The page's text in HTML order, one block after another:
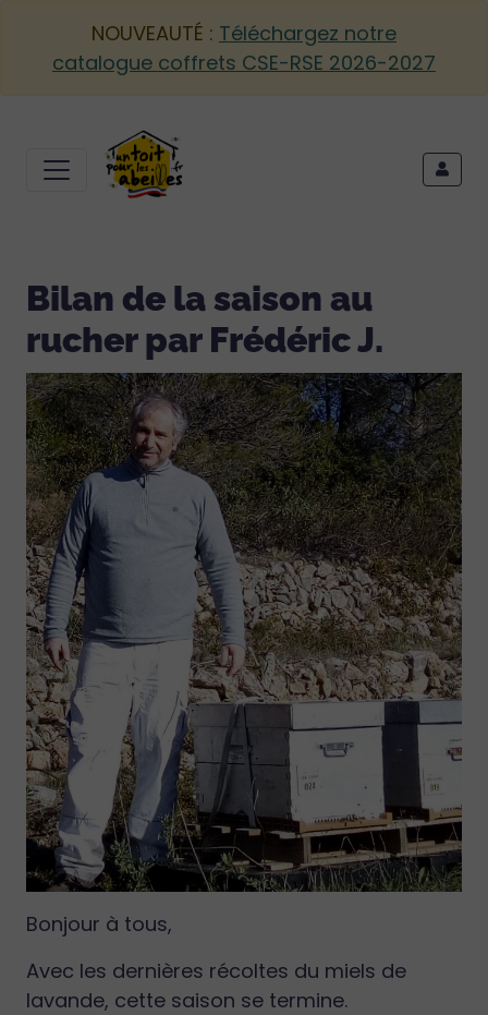
NOUVEAUTÉ : Téléchargez notre
catalogue coffrets CSE-RSE 2026-2027
Bilan de la saison au
rucher par Frédéric J.
Bonjour à tous,
Avec les dernières récoltes du miels de
lavande, cette saison se termine.